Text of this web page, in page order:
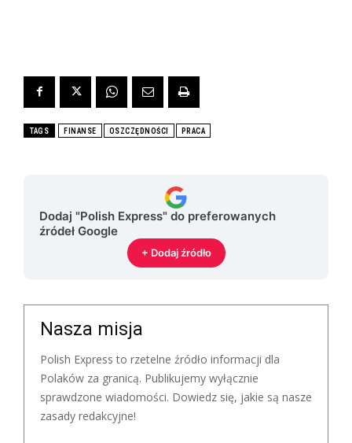
TAGS FINANSE OSZCZĘDNOŚCI PRACA
Dodaj "Polish Express" do preferowanych
źródeł Google
+ Dodaj źródło
Nasza misja
Polish Express to rzetelne źródło informacji dla
Polaków za granicą. Publikujemy wyłącznie
sprawdzone wiadomości. Dowiedz się, jakie są nasze
zasady redakcyjne!